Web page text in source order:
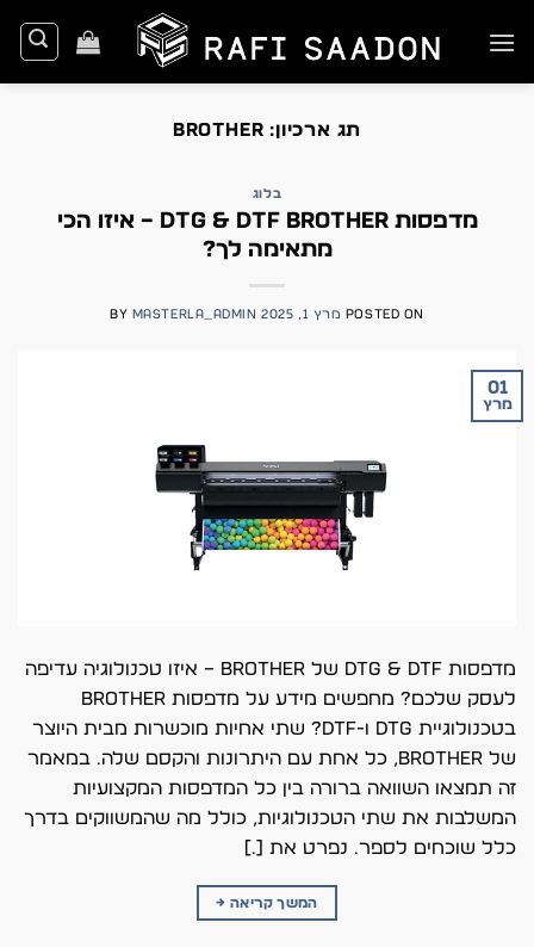
to
תג ארכיון: BROTHER
בלוג
מדפסות DTG & DTF Brother – איזו הכי
מתאימה לך?
POSTED ON מרץ 1, 2025 BY MASTERLA_ADMIN
01
מרץ
מדפסות DTG & DTF של Brother – איזו טכנולוגיה עדיפה
לעסק שלכם? מחפשים מידע על מדפסות Brother
בטכנולוגיית DTG ו-DTF? שתי אחיות מוכשרות מבית היוצר
של Brother, כל אחת עם היתרונות והקסם שלה. במאמר
זה תמצאו השוואה ברורה בין כל המדפסות המקצועיות
המשלבות את שתי הטכנולוגיות, כולל מה שהמשווקים בדרך
כלל שוכחים לספר… נפרט את […]
המשך קריאה →